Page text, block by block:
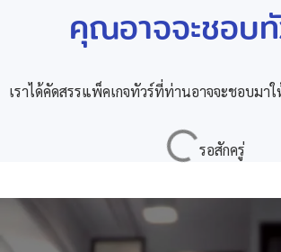
คุณอาจจะชอบ
เราได้คัดสรรแพ็คเกจทัวร์ที่ท่านอาจจะชอบมา